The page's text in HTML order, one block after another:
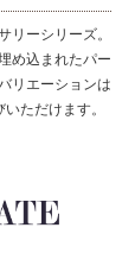
ーシリーズ。
め込まれたパー
リエーションは
ただけます。